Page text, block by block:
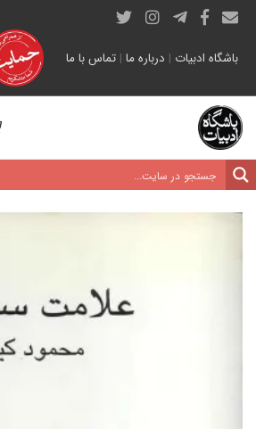
باشگاه ادبیات | درباره ما | تماس با ما